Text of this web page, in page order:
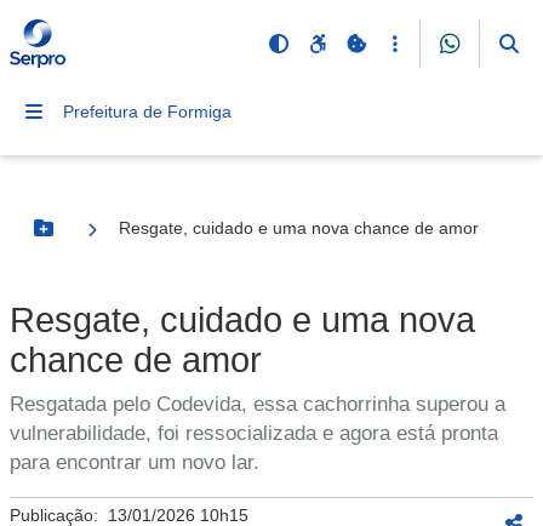
Prefeitura de Formiga
Botão Menu
Resgate, cuidado e uma nova chance de amor
Resgate, cuidado e uma nova
chance de amor
Resgatada pelo Codevida, essa cachorrinha superou a
vulnerabilidade, foi ressocializada e agora está pronta
para encontrar um novo lar.
Publicação: 13/01/2026 10h15